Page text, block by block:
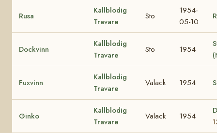
Rusa
Kallblodig
Travare
Sto
1954-
05-10
Dockvinn
Kallblodig
Travare
Sto 1954
Fuxvinn
Kallblodig
Travare
Valack 1954
Ginko
Kallblodig
Travare
Valack 1954